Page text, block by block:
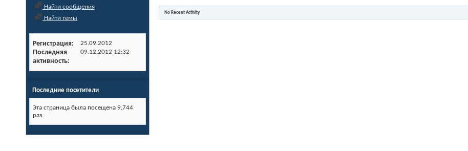
Найти сообщения
Найти темы
Регистрация 25.09.2012
Последняя
активность
09.12.2012 12:32
Последние посетители
Эта страница была посещена 9,744
раз
No Recent Activity